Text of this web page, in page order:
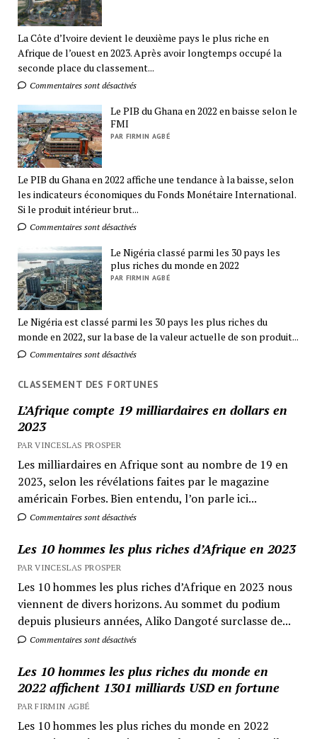
La Côte d’Ivoire devient le deuxième pays le plus riche en
Afrique de l’ouest en 2023. Après avoir longtemps occupé la
seconde place du classement...
Commentaires sont désactivés
Le PIB du Ghana en 2022 en baisse selon le
FMI
PAR FIRMIN AGBÉ
Le PIB du Ghana en 2022 affiche une tendance à la baisse, selon
les indicateurs économiques du Fonds Monétaire International.
Si le produit intérieur brut...
Commentaires sont désactivés
Le Nigéria classé parmi les 30 pays les
plus riches du monde en 2022
PAR FIRMIN AGBÉ
Le Nigéria est classé parmi les 30 pays les plus riches du
monde en 2022, sur la base de la valeur actuelle de son produit...
Commentaires sont désactivés
CLASSEMENT DES FORTUNES
L’Afrique compte 19 milliardaires en dollars en
2023
PAR VINCESLAS PROSPER
Les milliardaires en Afrique sont au nombre de 19 en
2023, selon les révélations faites par le magazine
américain Forbes. Bien entendu, l’on parle ici...
Commentaires sont désactivés
Les 10 hommes les plus riches d’Afrique en 2023
PAR VINCESLAS PROSPER
Les 10 hommes les plus riches d’Afrique en 2023 nous
viennent de divers horizons. Au sommet du podium
depuis plusieurs années, Aliko Dangoté surclasse de...
Commentaires sont désactivés
Les 10 hommes les plus riches du monde en
2022 affichent 1301 milliards USD en fortune
PAR FIRMIN AGBÉ
Les 10 hommes les plus riches du monde en 2022